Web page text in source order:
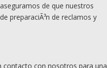
de que nuestros
preparaciÃ³n de reclamos y
contacto con nosotros para una